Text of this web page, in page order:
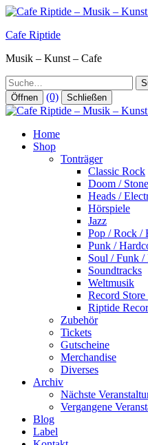
Zum
springen
Cafe Riptide
Musik – Kunst – Cafe
Suche
Öffnen (0) Schließen
Home
Shop
Tonträger
Classic Rock
Doom /
Heads /
Hörspiele
Jazz
Pop / Rock /
Punk /
Soul / Funk /
Soundtracks
Weltmusik
Record
Riptide
Zubehör
Tickets
Gutscheine
Merchandise
Diverses
Archiv
Nächste
Vergangene
Blog
Label